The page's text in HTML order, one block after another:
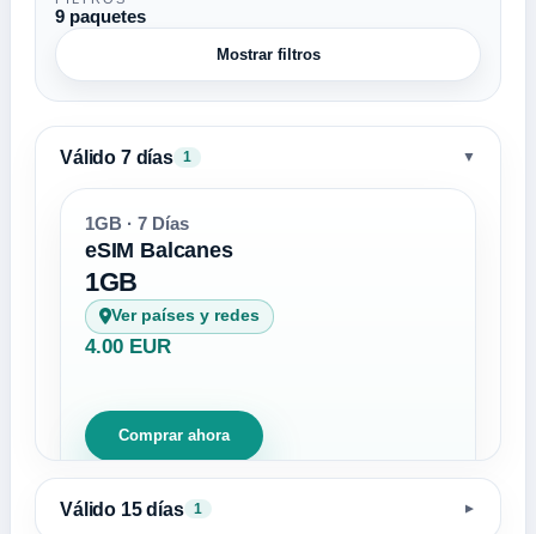
9 paquetes
Mostrar filtros
Válido 7 días 1 ▼
1GB · 7 Días
eSIM Balcanes
1GB
Ver países y redes
4.00 EUR
Comprar ahora
Válido 15 días 1 ▼